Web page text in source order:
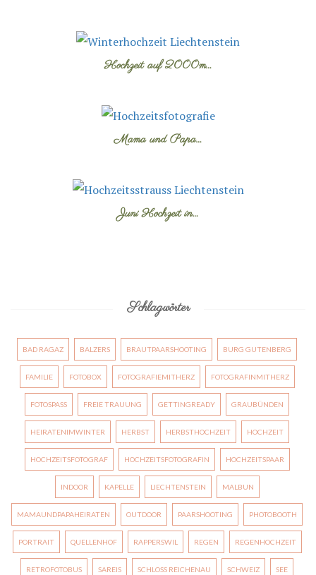
Hochzeit auf 2000m…
Mama und Papa…
Juni Hochzeit in…
Schlagwörter
BAD RAGAZ BALZERS BRAUTPAARSHOOTING BURG GUTENBERG
FAMILIE FOTOBOX FOTOGRAFIEMITHERZ FOTOGRAFINMITHERZ
FOTOSPASS FREIE TRAUUNG GETTINGREADY GRAUBÜNDEN
HEIRATENIMWINTER HERBST HERBSTHOCHZEIT HOCHZEIT
HOCHZEITSFOTOGRAF HOCHZEITSFOTOGRAFIN HOCHZEITSPAAR
INDOOR KAPELLE LIECHTENSTEIN MALBUN
MAMAUNDPAPAHEIRATEN OUTDOOR PAARSHOOTING PHOTOBOOTH
PORTRAIT QUELLENHOF RAPPERSWIL REGEN REGENHOCHZEIT
RETROFOTOBUS SAREIS SCHLOSS REICHENAU SCHWEIZ SEE